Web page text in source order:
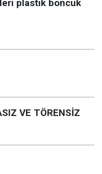
plastik boncuk
VE TÖRENSİZ